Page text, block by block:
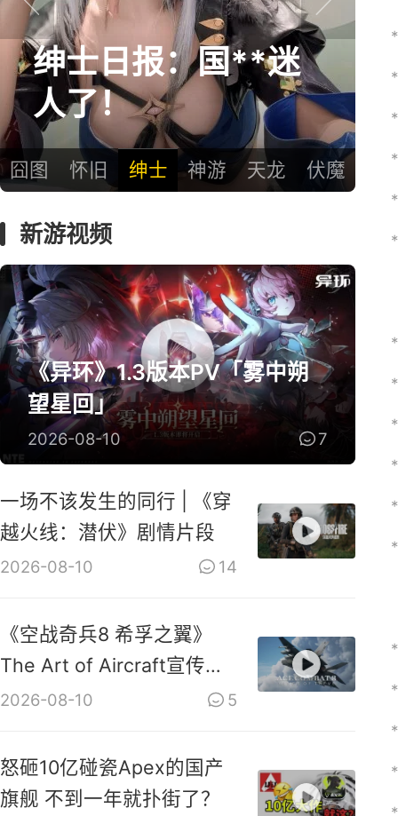
绅士日报：国**迷
人了！
prev next
囧图 怀旧 绅士 神游 天龙 伏魔
新游视频
《异环》1.3版本PV「雾中朔
望星回」
2026-08-10 7
一场不该发生的同行 | 《穿
越火线：潜伏》剧情片段
2026-08-10 14
《空战奇兵8 希孚之翼》
The Art of Aircraft宣传视
频
2026-08-10 5
怒砸10亿碰瓷Apex的国产
旗舰 不到一年就扑街了？